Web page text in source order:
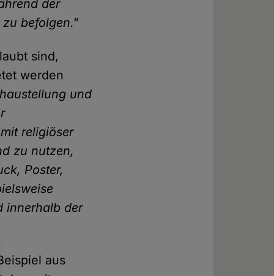
der
befolgen."
sind,
werden
und
religiöser
zu nutzen,
Poster,
innerhalb der
aus